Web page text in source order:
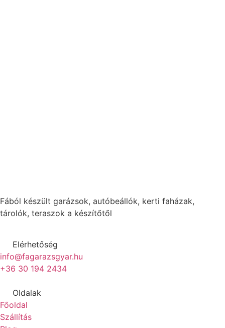
Fából készült garázsok, autóbeállók, kerti faházak,
tárolók, teraszok a készítőtől
Elérhetőség
info@fagarazsgyar.hu
+36 30 194 2434
Oldalak
Főoldal
Szállítás